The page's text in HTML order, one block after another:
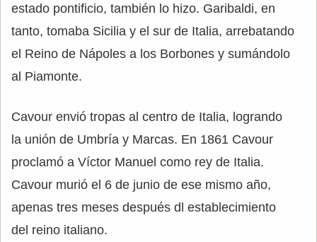
estado pontificio, también lo hizo. Garibaldi, en
tanto, tomaba Sicilia y el sur de Italia, arrebatando
el Reino de Nápoles a los Borbones y sumándolo
al Piamonte.
Cavour envió tropas al centro de Italia, logrando
la unión de Umbría y Marcas. En 1861 Cavour
proclamó a Víctor Manuel como rey de Italia.
Cavour murió el 6 de junio de ese mismo año,
apenas tres meses después dl establecimiento
del reino italiano.